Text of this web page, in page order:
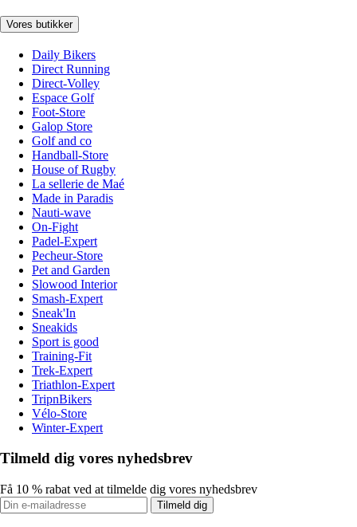
Vores butikker
Daily Bikers
Direct Running
Direct-Volley
Espace Golf
Foot-Store
Galop Store
Golf and co
Handball-Store
House of Rugby
La sellerie de Maé
Made in Paradis
Nauti-wave
On-Fight
Padel-Expert
Pecheur-Store
Pet and Garden
Slowood Interior
Smash-Expert
Sneak'In
Sneakids
Sport is good
Training-Fit
Trek-Expert
Triathlon-Expert
TripnBikers
Vélo-Store
Winter-Expert
Tilmeld dig vores nyhedsbrev
Få 10 % rabat ved at tilmelde dig vores nyhedsbrev
Tilmeld dig